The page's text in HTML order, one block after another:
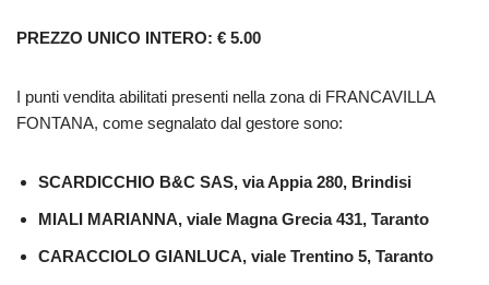
PREZZO UNICO INTERO: € 5.00
I punti vendita abilitati presenti nella zona di FRANCAVILLA
FONTANA, come segnalato dal gestore sono:
SCARDICCHIO B&C SAS, via Appia 280, Brindisi
MIALI MARIANNA, viale Magna Grecia 431, Taranto
CARACCIOLO GIANLUCA, viale Trentino 5, Taranto